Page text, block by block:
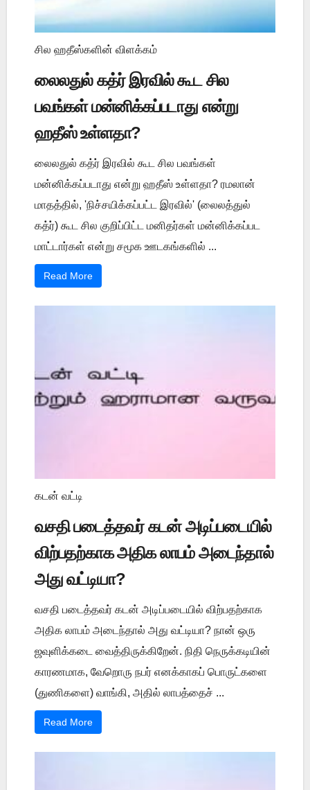
சில ஹதீஸ்களின் விளக்கம்
லைலதுல் கத்ர் இரவில் கூட சில
பவங்கள் மன்னிக்கப்படாது என்று
ஹதீஸ் உள்ளதா?
லைலதுல் கத்ர் இரவில் கூட சில பவங்கள்
மன்னிக்கப்படாது என்று ஹதீஸ் உள்ளதா? ரமலான்
மாதத்தில், 'நிச்சயிக்கப்பட்ட இரவில்' (லைலத்துல்
கத்ர்) கூட சில குறிப்பிட்ட மனிதர்கள் மன்னிக்கப்பட
மாட்டார்கள் என்று சமூக ஊடகங்களில் ...
Read More
கடன் வட்டி
வசதி படைத்தவர் கடன் அடிப்படையில்
விற்பதற்காக அதிக லாபம் அடைந்தால்
அது வட்டியா?
வசதி படைத்தவர் கடன் அடிப்படையில் விற்பதற்காக
அதிக லாபம் அடைந்தால் அது வட்டியா? நான் ஒரு
ஜவுளிக்கடை வைத்திருக்கிறேன். நிதி நெருக்கடியின்
காரணமாக, வேறொரு நபர் எனக்காகப் பொருட்களை
(துணிகளை) வாங்கி, அதில் லாபத்தைச் ...
Read More